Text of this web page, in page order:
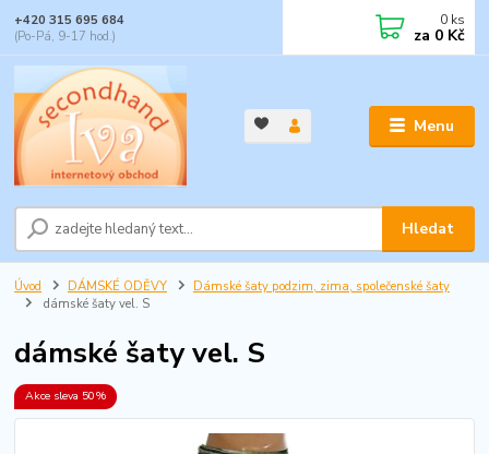
Menu
Hledat
+420 315 695 684
(Po-Pá, 9-17 hod.)
0 ks
za 0 Kč
Úvod DÁMSKÉ ODĚVY
Dámské šaty podzim, zima, společenské šaty
dámské šaty vel. S
dámské šaty vel. S
Akce sleva 50%